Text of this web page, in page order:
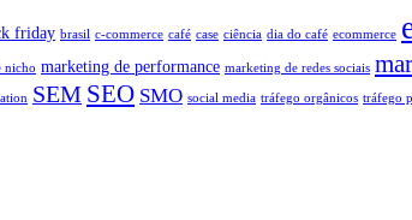
friday brasil c-commerce café case ciência dia do café ecommerce
nicho marketing de performance marketing de redes sociais
SEM SEO SMO social media tráfego orgânicos tráfego